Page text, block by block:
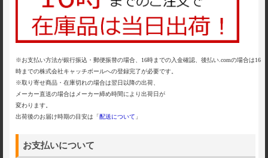
※お支払い方法が銀行振込・郵便振替の場合、16時までの入金確認、後払い.comの場合は16
時までの株式会社キャッチボールへの登録完了が必要です。
※取り寄せ商品・在庫切れの場合は翌日以降の出荷、
メーカー直送の場合はメーカー締め時間により出荷日が
変わります。
出荷後のお届け時期の目安は「配送について 」
お支払いについて